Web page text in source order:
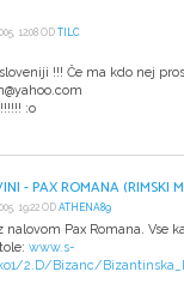
12:08 ODTILC
!!! Če ma kdo nej
:o
- PAX ROMANA (RIMSKI
19:22 ODATHENA89
nalovom Pax Romana. Vse
www.s-
2.D/Bizanc/